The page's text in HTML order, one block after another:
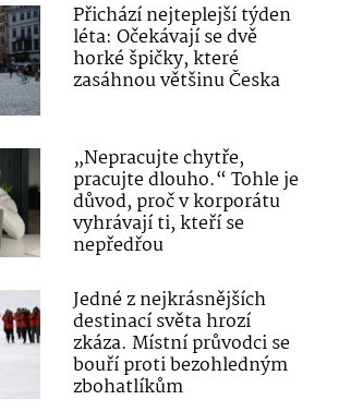
Přichází nejteplejší týden
léta: Očekávají se dvě
horké špičky, které
zasáhnou většinu Česka
„Nepracujte chytře,
pracujte dlouho.“ Tohle je
důvod, proč v korporátu
vyhrávají ti, kteří se
nepředřou
Jedné z nejkrásnějších
destinací světa hrozí
zkáza. Místní průvodci se
bouří proti bezohledným
zbohatlíkům